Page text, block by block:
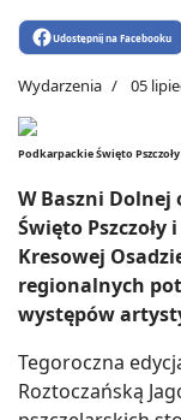
Udostępnij na Facebooku
Wydarzenia 05
Podkarpackie Święto Pszczoły
W Baszni Dolnej
Święto
Kresowej
regionalnych
występów
Tegoroczna
Roztoczańską